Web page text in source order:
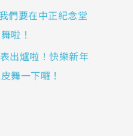
們要在中正紀念堂
啦！
出爐啦！快樂新年
舞一下囉！